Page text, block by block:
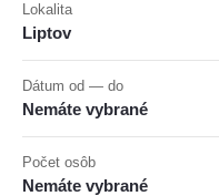
Lokalita
Liptov
Dátum od — do
Nemáte vybrané
Počet osôb
Nemáte vybrané